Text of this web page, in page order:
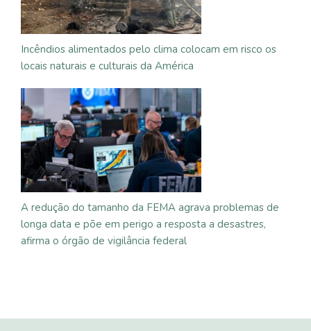
Incêndios alimentados pelo clima colocam em risco os
locais naturais e culturais da América
A redução do tamanho da FEMA agrava problemas de
longa data e põe em perigo a resposta a desastres,
afirma o órgão de vigilância federal